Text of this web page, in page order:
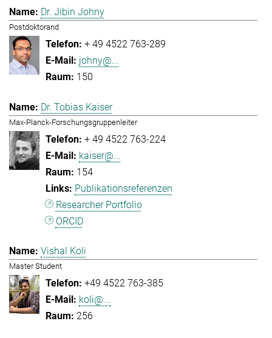
Dr. Jibin Johny
Postdoktorand
+ 49 4522 763-289
johny@...
150
Dr. Tobias Kaiser
Max-Planck-Forschungsgruppenleiter
+ 49 4522 763-224
kaiser@...
154
Publikationsreferenzen
Researcher Portfolio
ORCID
Vishal Koli
Master Student
+49 4522 763-385
koli@...
256